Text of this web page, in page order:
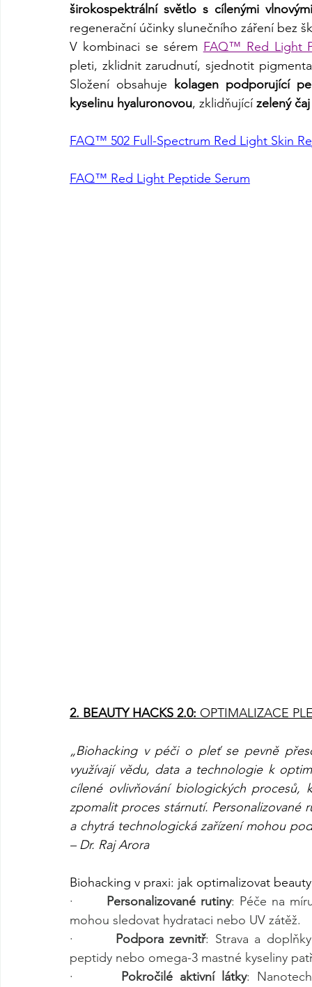
širokospektrální světlo s cílenými
regenerační účinky slunečního záření bez
V kombinaci se sérem FAQ™ Red Light
pleti, zklidnit zarudnutí, sjednotit
Složení obsahuje
kolagen podporující
kyselinu hyaluronovou, zklidňující zelený čaj
FAQ™ 502 Full-Spectrum Red Light Skin
FAQ™ Red Light Peptide Serum
2. BEAUTY HACKS 2.0: OPTIMALIZACE
„Biohacking v péči o pleť se pevně
využívají vědu, data a technologie k
cílené ovlivňování biologických
zpomalit proces stárnutí. Personalizované
a chytrá technologická zařízení mohou
– Dr. Raj Arora
Biohacking v praxi: jak optimalizovat
· Personalizované rutiny: Péče na
mohou sledovat hydrataci nebo UV zátěž.
·
Podpora zevnitř: Strava a
peptidy nebo omega-3 mastné kyseliny
· Pokročilé aktivní látky: